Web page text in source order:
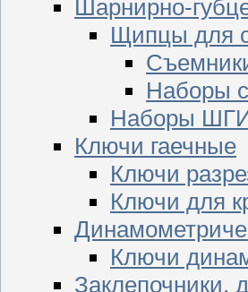
Шарнирно-
Щипцы для
Наборы
Наборы
Ключи гаечные
Ключи
Ключи для
Ключи
Заклепочники,